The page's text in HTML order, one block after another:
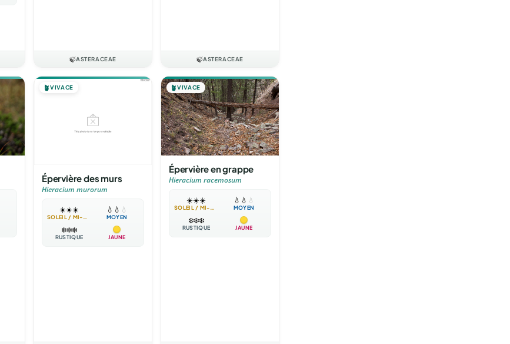
🍃ASTERACEAE 🍃ASTERACEAE
🪴VIVACE
Épervière des murs
Hieracium murorum
☀️☀️☀️
SOLEIL / MI-OMBRE
💧 💧 💧
MOYEN
❄️❄️❄️
RUSTIQUE JAUNE
🪴VIVACE
Épervière en grappe
Hieracium racemosum
☀️☀️☀️
SOLEIL / MI-OMBRE
💧 💧 💧
MOYEN
❄️❄️❄️
RUSTIQUE JAUNE